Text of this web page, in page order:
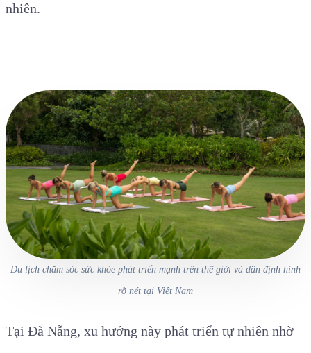
nhiên.
Du lịch chăm sóc sức khỏe phát triển mạnh trên thế giới và dần định hình
rõ nét tại Việt Nam
Tại Đà Nẵng, xu hướng này phát triển tự nhiên nhờ